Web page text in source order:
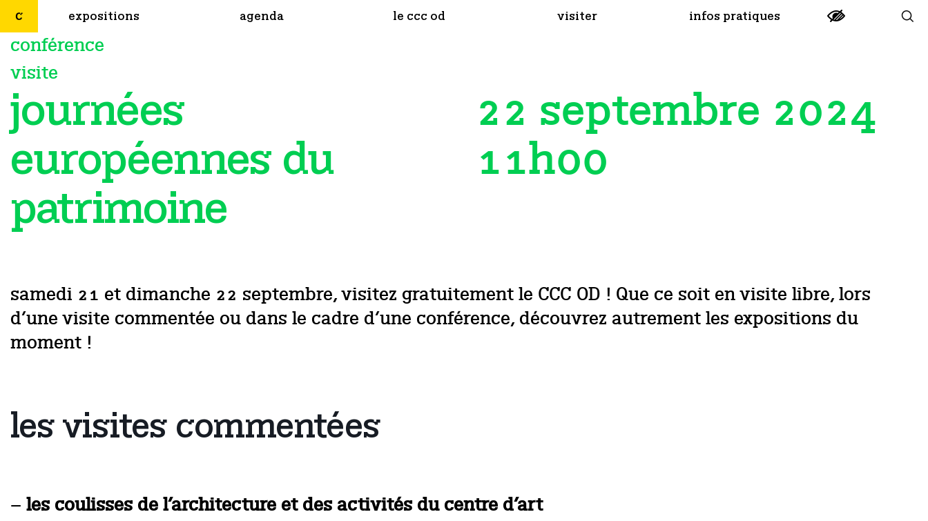
expositions agenda le ccc od visiter infos pratiques
conférence
visite
journées
européennes du
patrimoine
22 septembre 2024
11h00
samedi 21 et dimanche 22 septembre, visitez gratuitement le CCC OD ! Que ce soit en visite libre, lors
d’une visite commentée ou dans le cadre d’une conférence, découvrez autrement les expositions du
moment !
les visites commentées
– les coulisses de l’architecture et des activités du centre d’art